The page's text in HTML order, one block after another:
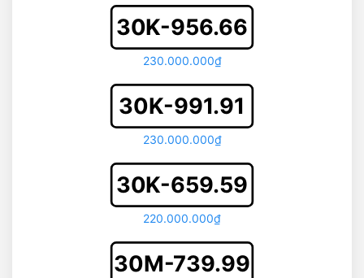
30K-956.66
230.000.000₫
30K-991.91
230.000.000₫
30K-659.59
220.000.000₫
30M-739.99